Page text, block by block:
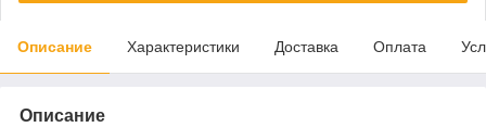
Описание Характеристики Доставка Оплата
Описание